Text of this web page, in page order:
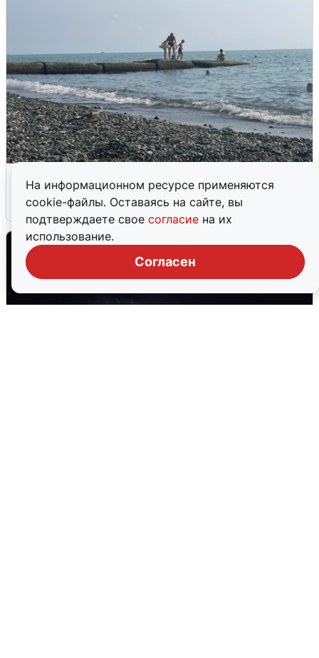
На информационном ресурсе применяются
cookie-файлы. Оставаясь на сайте, вы
подтверждаете свое согласие на их
использование.
Согласен
6 августа 0